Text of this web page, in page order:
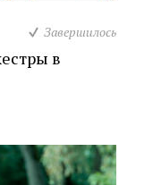
Завершилось
в